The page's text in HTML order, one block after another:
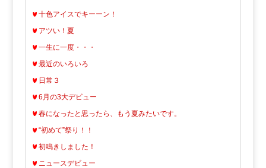
十色アイスでキーーン！
アツい！夏
一生に一度・・・
最近のいろいろ
日常３
6月の3大デビュー
春になったと思ったら、もう夏みたいです。
“初めて”祭り！！
初鳴きしました！
ニュースデビュー